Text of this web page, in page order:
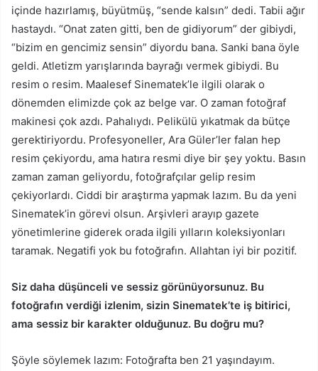
içinde hazırlamış, büyütmüş, “sende kalsın” dedi. Tabii ağır
hastaydı. “Onat zaten gitti, ben de gidiyorum” der gibiydi,
“bizim en gencimiz sensin” diyordu bana. Sanki bana öyle
geldi. Atletizm yarışlarında bayrağı vermek gibiydi. Bu
resim o resim. Maalesef Sinematek’le ilgili olarak o
dönemden elimizde çok az belge var. O zaman fotoğraf
makinesi çok azdı. Pahalıydı. Pelikülü yıkatmak da bütçe
gerektiriyordu. Profesyoneller, Ara Güler’ler falan hep
resim çekiyordu, ama hatıra resmi diye bir şey yoktu. Basın
zaman zaman geliyordu, fotoğrafçılar gelip resim
çekiyorlardı. Ciddi bir araştırma yapmak lazım. Bu da yeni
Sinematek’in görevi olsun. Arşivleri arayıp gazete
yönetimlerine giderek orada ilgili yılların koleksiyonları
taramak. Negatifi yok bu fotoğrafın. Allahtan iyi bir pozitif.
Siz daha düşünceli ve sessiz görünüyorsunuz. Bu
fotoğrafın verdiği izlenim, sizin Sinematek’te iş bitirici,
ama sessiz bir karakter olduğunuz. Bu doğru mu?
Şöyle söylemek lazım: Fotoğrafta ben 21 yaşındayım.